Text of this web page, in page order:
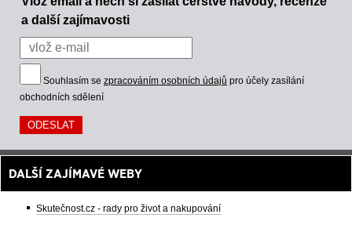
a další zajímavosti
Souhlasím se zpracováním osobních údajů pro účely zasílání
obchodních sdělení
DALŠÍ ZAJÍMAVÉ WEBY
Skutečnost.cz - rady pro život a nakupování